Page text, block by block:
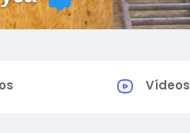
Vídeos